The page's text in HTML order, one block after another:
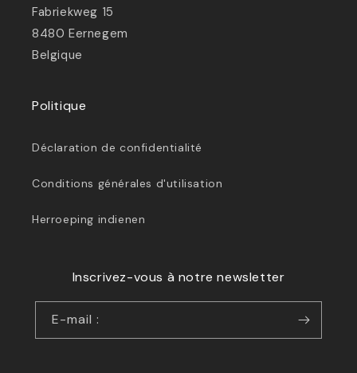
Fabriekweg 15
8480 Eernegem
Belgique
Politique
Déclaration de confidentialité
Conditions générales d'utilisation
Herroeping indienen
Inscrivez-vous à notre newsletter
E-mail :